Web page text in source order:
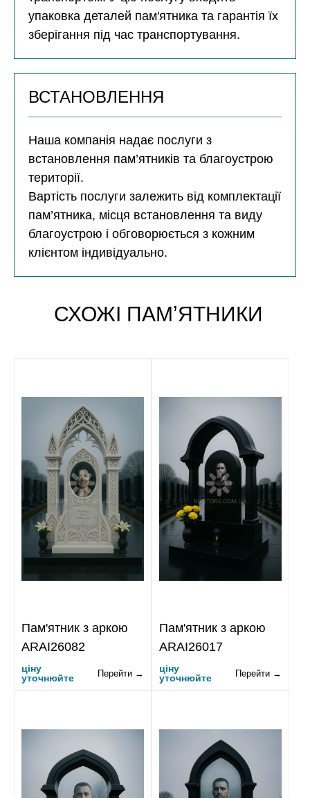
упаковка деталей пам'ятника та гарантія їх
зберігання під час транспортування.
ВСТАНОВЛЕННЯ
Наша компанія надає послуги з
встановлення пам’ятників та благоустрою
території.
Вартість послуги залежить від комплектації
пам’ятника, місця встановлення та виду
благоустрою і обговорюється з кожним
клієнтом індивідуально.
СХОЖІ ПАМʼЯТНИКИ
Пам'ятник з аркою
ARAI26082
ціну
уточнюйте
Перейти →
Пам'ятник з аркою
ARAI26017
ціну
уточнюйте
Перейти →